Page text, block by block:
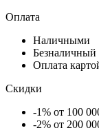
Оплата
Наличными
Безналичный
Оплата
Скидки
-1% от 100
-2% от 200